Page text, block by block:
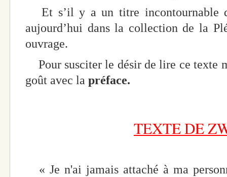
Et s’il y a un titre incontournable
aujourd’hui dans la collection de la
ouvrage.
Pour susciter le désir de lire ce texte
goût avec la préface.
TEXTE DE
« Je n'ai jamais attaché à ma